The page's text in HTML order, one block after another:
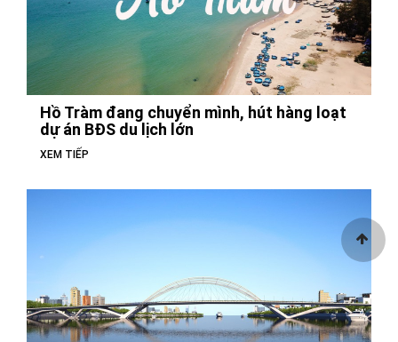
Hồ Tràm đang chuyển mình, hút hàng loạt
dự án BĐS du lịch lớn
XEM TIẾP